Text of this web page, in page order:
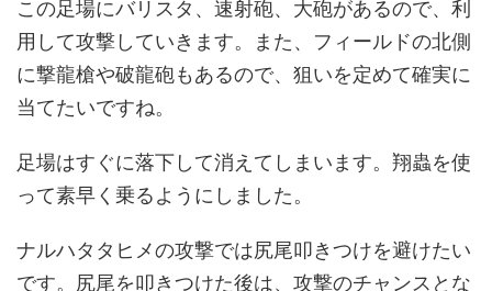
この足場にバリスタ、速射砲、大砲があるので、利
用して攻撃していきます。また、フィールドの北側
に撃龍槍や破龍砲もあるので、狙いを定めて確実に
当てたいですね。
足場はすぐに落下して消えてしまいます。翔蟲を使
って素早く乗るようにしました。
ナルハタタヒメの攻撃では尻尾叩きつけを避けたい
です。尻尾を叩きつけた後は、攻撃のチャンスとな